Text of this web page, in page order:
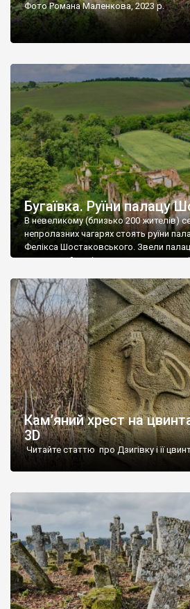
Фото Романа Маленкова, 2023 р.
Бугаївка. Руїни палацу
В невеликому (близько 200 жителів)
непролазних чагарях стоять руїни
Фелікса Шостаковського. Звели палац
радянський період у ньому спочатку
століття тут розмістили
палацу виїхала лікарня – ми точно не
Кам’яний хрест на
3D
Читайте статтю про Дзигівку і її